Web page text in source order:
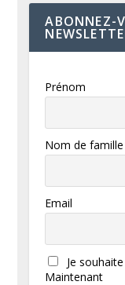
ABONNEZ-
Prénom
Nom de famille
Email
Je
Maintenant